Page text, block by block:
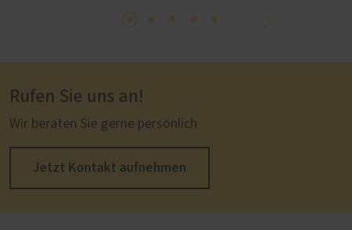
Rufen Sie uns an!
Wir beraten Sie gerne persönlich
Jetzt Kontakt aufnehmen